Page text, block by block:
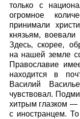
только с
огромное
принимали
князьям,
Здесь, скорее,
на нашей земле
Православие
находится в
Василий
чувствовал.
хитрым глазком —
с иностранцем.